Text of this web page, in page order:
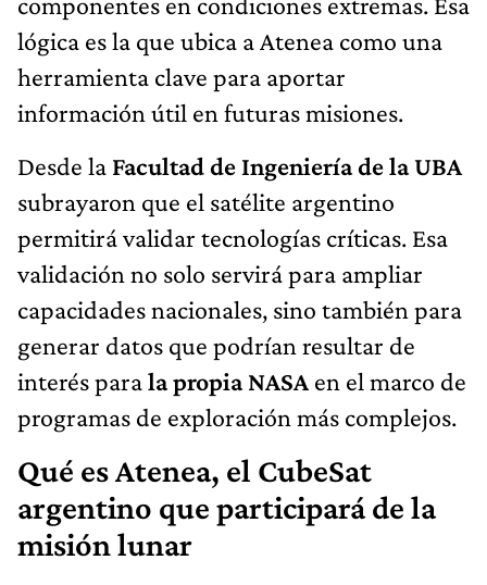
lógica es la que ubica a Atenea como una
herramienta clave para aportar
información útil en futuras misiones.
Desde la Facultad de Ingeniería de la UBA
subrayaron que el satélite argentino
permitirá validar tecnologías críticas. Esa
validación no solo servirá para ampliar
capacidades nacionales, sino también para
generar datos que podrían resultar de
interés parala propia NASA en el marco de
programas de exploración más complejos.
Qué es Atenea, el CubeSat
argentino que participará de la
misión lunar